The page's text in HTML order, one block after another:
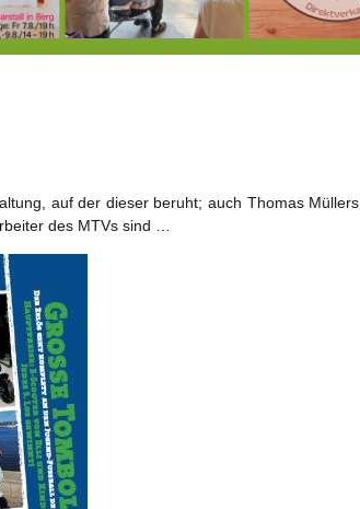
auf der dieser beruht; auch Thomas Müllers
des MTVs sind …